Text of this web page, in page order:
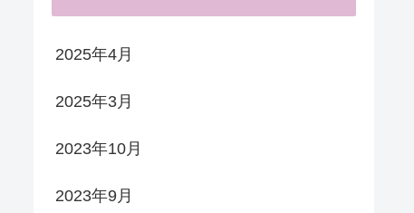
2025年4月
2025年3月
2023年10月
2023年9月